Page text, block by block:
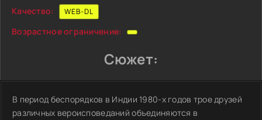
Качество: WEB-DL
Возрастное ограничение:
Сюжет:
В период беспорядков в Индии 1980-х годов трое друзей
различных вероисповеданий объединяются в